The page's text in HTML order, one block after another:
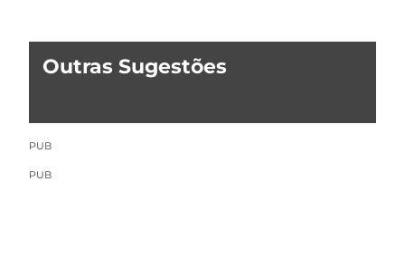
Outras Sugestões
PUB
PUB